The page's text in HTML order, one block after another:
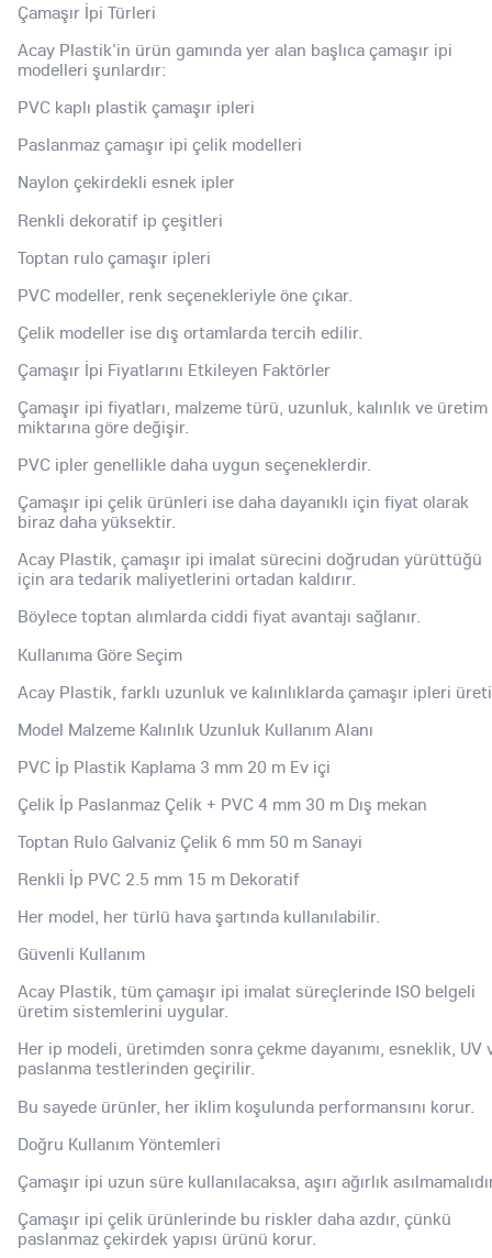
Çamaşır İpi Türleri
Acay Plastik'in ürün gamında yer alan başlıca çamaşır ipi
modelleri şunlardır:
PVC kaplı plastik çamaşır ipleri
Paslanmaz çamaşır ipi çelik modelleri
Naylon çekirdekli esnek ipler
Renkli dekoratif ip çeşitleri
Toptan rulo çamaşır ipleri
PVC modeller, renk seçenekleriyle öne çıkar.
Çelik modeller ise dış ortamlarda tercih edilir.
Çamaşır İpi Fiyatlarını Etkileyen Faktörler
Çamaşır ipi fiyatları, malzeme türü, uzunluk, kalınlık ve üretim
miktarına göre değişir.
PVC ipler genellikle daha uygun seçeneklerdir.
Çamaşır ipi çelik ürünleri ise daha dayanıklı için fiyat olarak
biraz daha yüksektir.
Acay Plastik, çamaşır ipi imalat sürecini doğrudan yürüttüğü
için ara tedarik maliyetlerini ortadan kaldırır.
Böylece toptan alımlarda ciddi fiyat avantajı sağlanır.
Kullanıma Göre Seçim
Acay Plastik, farklı uzunluk ve kalınlıklarda çamaşır ipleri
Model Malzeme Kalınlık Uzunluk Kullanım Alanı
PVC İp Plastik Kaplama 3 mm 20 m Ev içi
Çelik İp Paslanmaz Çelik + PVC 4 mm 30 m Dış mekan
Toptan Rulo Galvaniz Çelik 6 mm 50 m Sanayi
Renkli İp PVC 2.5 mm 15 m Dekoratif
Her model, her türlü hava şartında kullanılabilir.
Güvenli Kullanım
Acay Plastik, tüm çamaşır ipi imalat süreçlerinde ISO belgeli
üretim sistemlerini uygular.
Her ip modeli, üretimden sonra çekme dayanımı, esneklik, UV
paslanma testlerinden geçirilir.
Bu sayede ürünler, her iklim koşulunda performansını korur.
Doğru Kullanım Yöntemleri
Çamaşır ipi uzun süre kullanılacaksa, aşırı ağırlık
Çamaşır ipi çelik ürünlerinde bu riskler daha azdır, çünkü
paslanmaz çekirdek yapısı ürünü korur.